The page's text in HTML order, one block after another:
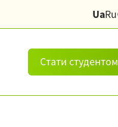
UaRu
Стати студентом